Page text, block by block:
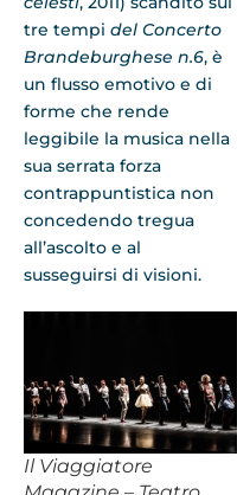
tre tempi del Concerto
Bran­deburghese n.6, è
un flusso emotivo e di
forme che rende
leggibile la musica nella
sua serrata forza
contrappuntisti­ca non
concedendo tregua
all’ascolto e al
susseguirsi di visioni.
Il Viaggiatore